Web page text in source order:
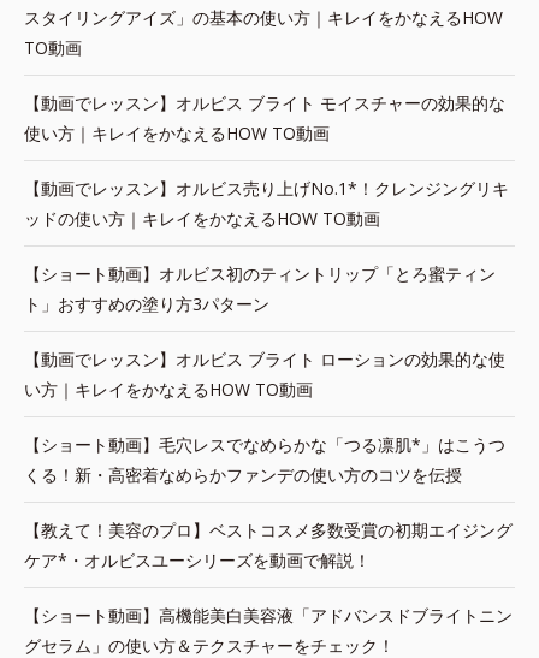
スタイリングアイズ」の基本の使い方｜キレイをかなえるHOW
TO動画
【動画でレッスン】オルビス ブライト モイスチャーの効果的な
使い方｜キレイをかなえるHOW TO動画
【動画でレッスン】オルビス売り上げNo.1*！クレンジングリキ
ッドの使い方｜キレイをかなえるHOW TO動画
【ショート動画】オルビス初のティントリップ「とろ蜜ティン
ト」おすすめの塗り方3パターン
【動画でレッスン】オルビス ブライト ローションの効果的な使
い方｜キレイをかなえるHOW TO動画
【ショート動画】毛穴レスでなめらかな「つる凛肌*」はこうつ
くる！新・高密着なめらかファンデの使い方のコツを伝授
【教えて！美容のプロ】ベストコスメ多数受賞の初期エイジング
ケア*・オルビスユーシリーズを動画で解説！
【ショート動画】高機能美白美容液「アドバンスドブライトニン
グセラム」の使い方＆テクスチャーをチェック！